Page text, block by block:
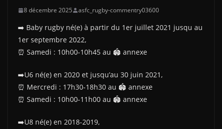
8 décembre 2025 asfc_rugby-commentry03600
➡️ Baby rugby né(e) à partir du 1er juillet 2021 jusqu au
1er septembre 2022,
⏰️ Samedi : 10h00-10h45 au 🏟 annexe
➡️U6 né(e) en 2020 et jusqu’au 30 juin 2021,
⏰️ Mercredi : 17h30-18h30 au 🏟 annexe
⏰️ Samedi : 10h00-11h00 au 🏟 annexe
➡️U8 né(e) en 2018-2019,